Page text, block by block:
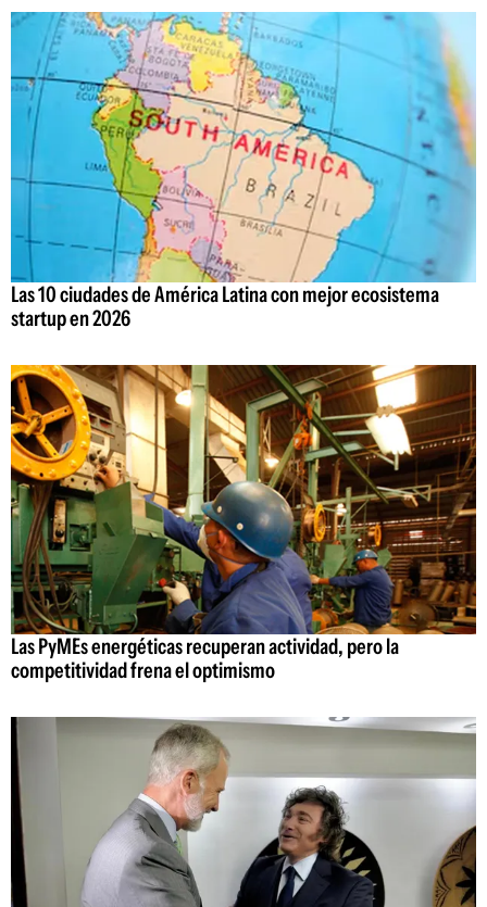
Las 10 ciudades de América Latina con mejor ecosistema
startup en 2026
Las PyMEs energéticas recuperan actividad, pero la
competitividad frena el optimismo